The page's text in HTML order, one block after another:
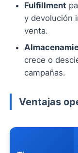
Fulfillment
y devolución
venta.
crece o
campañas.
Ventajas